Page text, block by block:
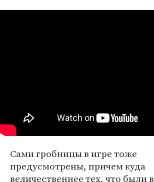
Сами гробницы в игре тоже
предусмотрены, причем куда
величественнее тех, что были в